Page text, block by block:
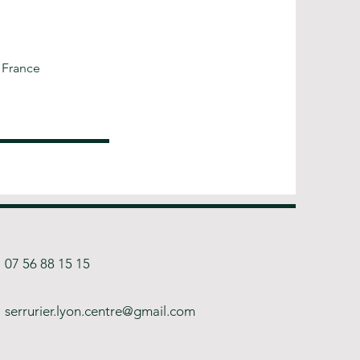
07 56 88 15 15
serrurier.lyon.centre@gmail.com